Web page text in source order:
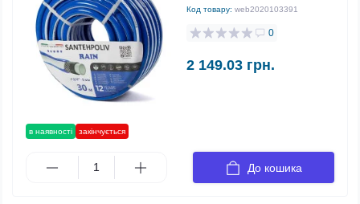
в наявності закінчується
Код товару: web2020103391
0
2 149.03 грн.
До кошика